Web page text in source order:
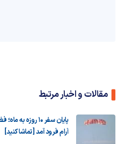
مقالات و اخبار مرتبط
آرام فرود آمد [تماشا کنید]